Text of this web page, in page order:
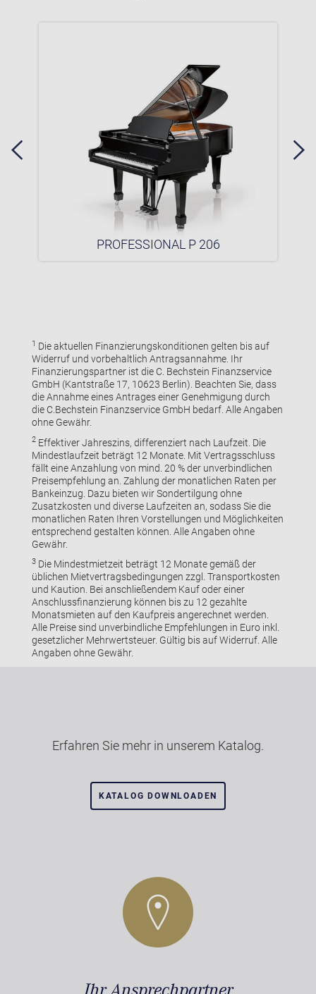
PROFESSIONAL P 206
1 Die aktuellen Finanzierungskonditionen gelten bis auf
Widerruf und vorbehaltlich Antragsannahme. Ihr
Finanzierungspartner ist die C. Bechstein Finanzservice
GmbH (Kantstraße 17, 10623 Berlin). Beachten Sie, dass
die Annahme eines Antrages einer Genehmigung durch
die C.Bechstein Finanzservice GmbH bedarf. Alle Angaben
ohne Gewähr.
2Effektiver Jahreszins, differenziert nach Laufzeit. Die
Mindestlaufzeit beträgt 12 Monate. Mit Vertragsschluss
fällt eine Anzahlung von mind. 20 % der unverbindlichen
Preisempfehlung an. Zahlung der monatlichen Raten per
Bankeinzug. Dazu bieten wir Sondertilgung ohne
Zusatzkosten und diverse Laufzeiten an, sodass Sie die
monatlichen Raten Ihren Vorstellungen und Möglichkeiten
entsprechend gestalten können. Alle Angaben ohne
Gewähr.
3Die Mindestmietzeit beträgt 12 Monate gemäß der
üblichen Mietvertragsbedingungen zzgl. Transportkosten
und Kaution. Bei anschließendem Kauf oder einer
Anschlussfinanzierung können bis zu 12 gezahlte
Monatsmieten auf den Kaufpreis angerechnet werden.
Alle Preise sind unverbindliche Empfehlungen in Euro inkl.
gesetzlicher Mehrwertsteuer. Gültig bis auf Widerruf. Alle
Angaben ohne Gewähr.
Erfahren Sie mehr in unserem Katalog.
KATALOG DOWNLOADEN